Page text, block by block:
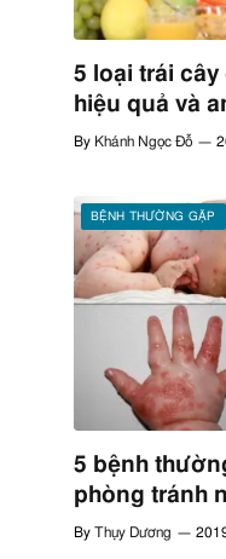
5 loại trái
hiệu quả và
By Khánh Ngọc Đỗ
BỆNH THƯỜNG GẶP
5 bệnh
phòng tránh
By Thụy Dương